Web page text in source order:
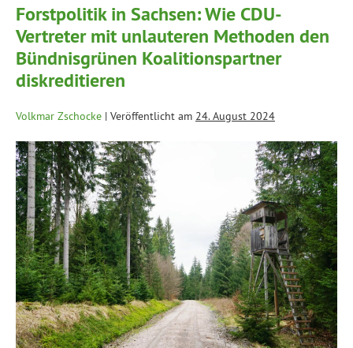
Forstpolitik in Sachsen: Wie CDU-
Vertreter mit unlauteren Methoden den
Bündnisgrünen Koalitionspartner
diskreditieren
Volkmar Zschocke | Veröffentlicht am 24. August 2024